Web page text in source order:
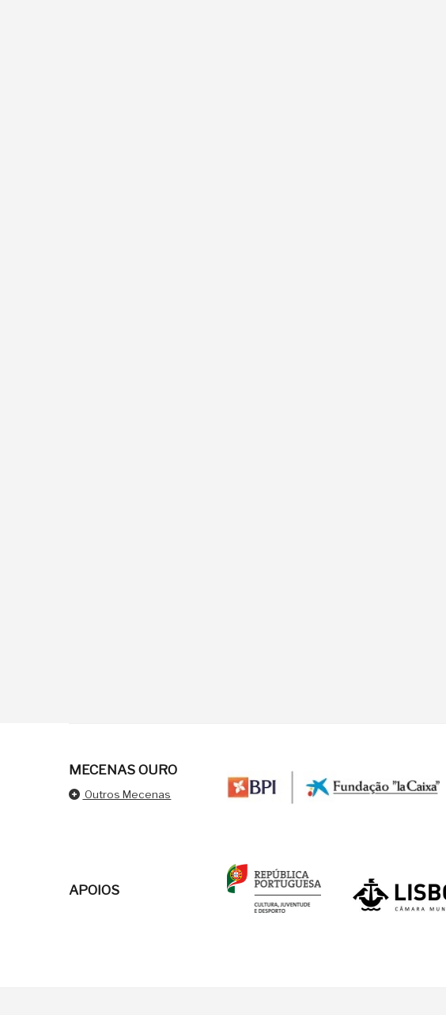
MECENAS OURO
Outros Mecenas
APOIOS